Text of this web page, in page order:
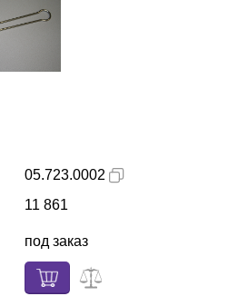
05.723.0002
11 861
под заказ